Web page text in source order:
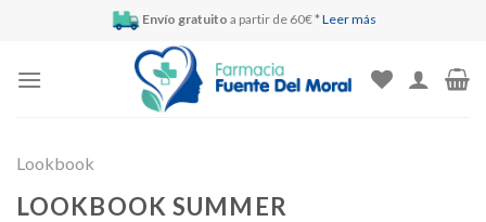
Envío gratuito a partir de 60€ * Leer más
Lookbook
LOOKBOOK SUMMER